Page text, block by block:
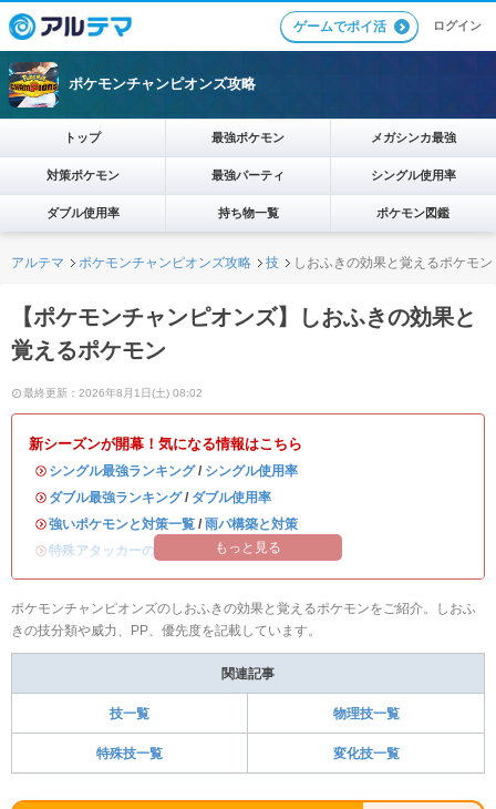
ゲームでポイ活 ログイン
ポケモンチャンピオンズ攻略
トップ 最強ポケモン メガシンカ最強
対策ポケモン 最強パーティ シングル使用率
ダブル使用率 持ち物一覧 ポケモン図鑑
アルテマ ポケモンチャンピオンズ攻略 技 しおふきの効果と覚えるポケモン
【ポケモンチャンピオンズ】しおふきの効果と
覚えるポケモン
最終更新：2026年8月1日(土) 08:02
新シーズンが開幕！気になる情報はこちら
・ シングル最強ランキング/ シングル使用率
・ ダブル最強ランキング/ ダブル使用率
・強いポケモンと対策一覧 / 雨パ構築と対策
・特殊アタッカーのおすすめランキング
もっと見る
ポケモンチャンピオンズのしおふきの効果と覚えるポケモンをご紹介。しおふ
きの技分類や威力、PP、優先度を記載しています。
関連記事
技一覧 物理技一覧
特殊技一覧 変化技一覧